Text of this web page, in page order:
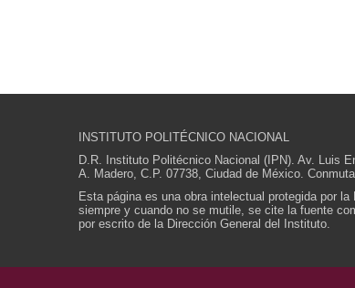
INSTITUTO POLITÉCNICO NACIONAL
D.R. Instituto Politécnico Nacional (IPN). Av. Luis
A. Madero, C.P. 07738, Ciudad de México.
Esta página es una obra intelectual protegida por
siempre y cuando no se mutile, se cite la fuente
por escrito de la Dirección General del Instituto.